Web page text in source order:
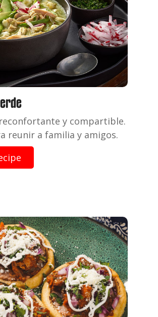
y compartible.
reunir a familia y amigos.